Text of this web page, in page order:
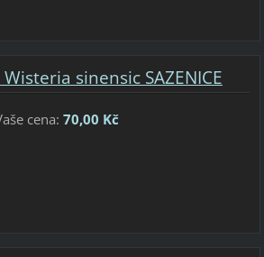
sinensic SAZENICE
cena: 70,00 Kč